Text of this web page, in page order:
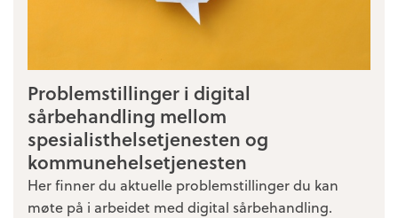
Problemstillinger i digital
sårbehandling mellom
spesialisthelsetjenesten og
kommunehelsetjenesten
Her finner du aktuelle problemstillinger du kan
møte på i arbeidet med digital sårbehandling.